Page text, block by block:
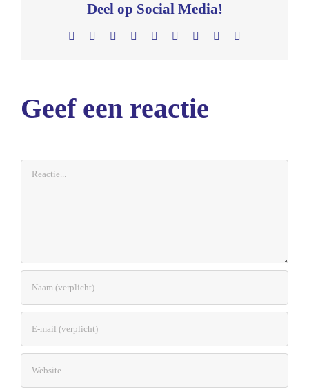
Deel op Social Media!
Facebook Reddit LinkedInWhatsApp
TumblrPinterest
Geef een reactie
Reactie